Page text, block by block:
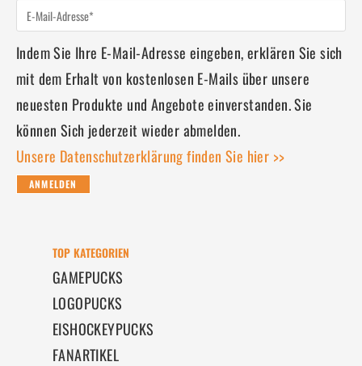
Indem Sie Ihre E-Mail-Adresse eingeben, erklären Sie sich
mit dem Erhalt von kostenlosen E-Mails über unsere
neuesten Produkte und Angebote einverstanden. Sie
können Sich jederzeit wieder abmelden.
Unsere Datenschutzerklärung finden Sie hier >>
ANMELDEN
TOP KATEGORIEN
GAMEPUCKS
LOGOPUCKS
EISHOCKEYPUCKS
FANARTIKEL